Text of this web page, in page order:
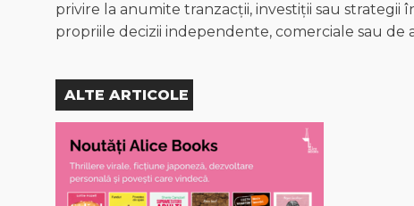
privire la anumite tranzacții, investiții sau strategii
propriile decizii independente, comerciale sau
ALTE ARTICOLE